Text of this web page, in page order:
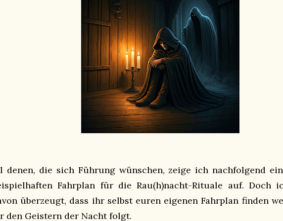
denen, die sich Führung wünschen, zeige ich nachfolgend
Fahrplan für die Rau(h)nacht-Rituale auf. Doch
überzeugt, dass ihr selbst euren eigenen Fahrplan finden
den Geistern der Nacht folgt.